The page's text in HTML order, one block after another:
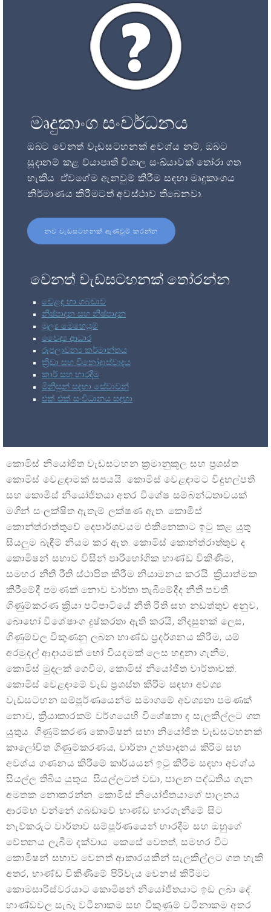
මෘදුකාංග සංවර්ධනය
ඔබට වෙනත් වැඩසටහනක් අවශ්ය නම්, ඔබට
සූදානම් කළ ව්යාපෘති විශාල සංඛ්යාවක් තෝරා ගත
හැකිය. ඒවගේම ඇනවුම් කිරීම සඳහා මෘදුකාංගය
නිර්මාණය කිරීමටත් අවස්ථාව තිබෙනවා.
නව වැඩසටහනක් ඇණවුම් කරන්න
වෙනත් වැඩසටහනක් තෝරන්න
වෙළඳ හා ගබඩාව
නිෂ්පාදන සහ නිෂ්පාදන
මූල්‍ය මෙහෙයුම්
වෛද්‍ය ආධාර
රූපලාවන්‍ය කර්මාන්තය
ක්‍රීඩා සහ විනෝදාස්වාදය
කාර් සහ භාරදීම
මිනිසුන් සඳහා සේවාවන්
එක් එක් සංවිධානය සඳහා
කොමිස් නියෝජිත වැඩසටහන ක්‍රමානුකූල සහ ප්‍රශස්ත
කොමිස් වෙළඳාමක් සපයයි. කොමිස් වෙළඳාමට විදුහල්පති
සහ කොමිස් නියෝජිතයා අතර විශේෂ සම්බන්ධතාවයක්
මගින් සංලක්ෂිත ඇතැම් ලක්ෂණ ඇත. කොමිස්
කොන්ත්රාත්තුවේ දෙපාර්ශවයම එකිනෙකාට ඉටු කළ යුතු
සියලුම බැඳීම් නියම කර ඇත. කොමිස් කොන්ත්රාත්තුව ද
කොමිෂන් සභාව විසින් පාරිභෝගික භාණ්ඩ විකිණීම,
සමහර නීති රීති ස්ථාපිත කිරීම නියාමනය කරයි. ක්‍රියාත්මක
කිරීමේදී පමණක් නොව වාර්තා තැබීමේදීද නීති පවතී.
ගිණුම්කරණ ක්‍රියා පටිපාටියේ නීති රීති සහ නඩත්තුව අනුව,
බොහෝ විශේෂාංග දුෂ්කරතා ඇති කරයි, නිදසුනක් ලෙස,
ගිණුම්වල විකුණනු ලබන භාණ්ඩ ප්‍රදර්ශනය කිරීම, යම්
අරමුදල් ආදායමක් හෝ වියදමක් ලෙස හඳුනා ගැනීම,
කොමිස් මුදලක් ගෙවීම, කොමිස් නියෝජිත වාර්තාවක්.
කොමිස් වෙළඳාමේ වැඩ ප්‍රශස්ත කිරීම සඳහා අවශ්‍ය
වැඩසටහන සම්පූර්ණයෙන්ම සමාගමේ අවශ්‍යතා පමණක්
නොව, ක්‍රියාකාරකම් වර්ගයෙහි විශේෂතා ද සැලකිල්ලට ගත
යුතුය. ගිණුම්කරණ කොමිෂන් සභා නියෝජිත වැඩසටහනක්
කාලෝචිත ගිණුම්කරණය, වාර්තා උත්පාදනය කිරීම සහ
අවශ්ය ගණනය කිරීමේ කාර්යයන් ඉටු කිරීම සඳහා අවශ්ය
සියල්ල තිබිය යුතුය. සියල්ලටත් වඩා, පාලන පද්ධතිය ගැන
අමතක නොකරන්න. කොමිස් නියෝජිතයාගේ පාලනය
ආරම්භ වන්නේ ගබඩාවේ භාණ්ඩ භාරගැනීමේ සිට
නැව්කරුට වාර්තාව සම්පූර්ණයෙන් භාරදීම සහ ඔහුගේ
වේතනය ලැබීම දක්වාය. කෙසේ වෙතත්, සමහර විට
කොමිෂන් සභාව වෙනත් ආකාරයකින් සැලකිල්ලට ගත හැකි
අතර, භාණ්ඩ විකිණීමේ පිරිවැය වෙනස් කිරීමට
කොමසාරිස්වරයාට කොමිෂන් නියෝජිතයාට ඉඩ ලබා දේ.
භාණ්ඩවල සැබෑ වටිනාකම සහ විකුණුම් වටිනාකම අතර